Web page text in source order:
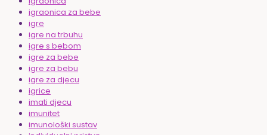
igraonica za bebe
igre
igre na trbuhu
igre s bebom
igre za bebe
igre za bebu
igre za djecu
igrice
imati djecu
imunitet
imunološki sustav